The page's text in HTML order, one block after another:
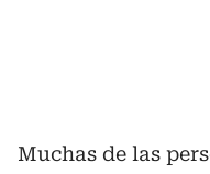
Muchas de las